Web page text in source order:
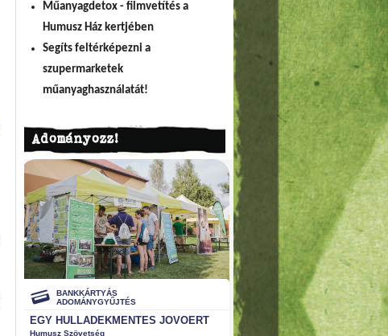
Műanyagdetox - filmvetítés a
Humusz Ház kertjében
Segíts feltérképezni a
szupermarketek
műanyaghasználatát!
Adományozz!